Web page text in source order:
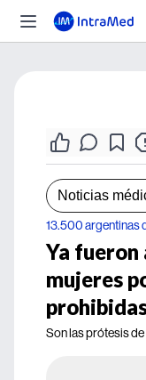
Noticias
13.500 argentinas
Ya fueron
mujeres
Son las prótesis